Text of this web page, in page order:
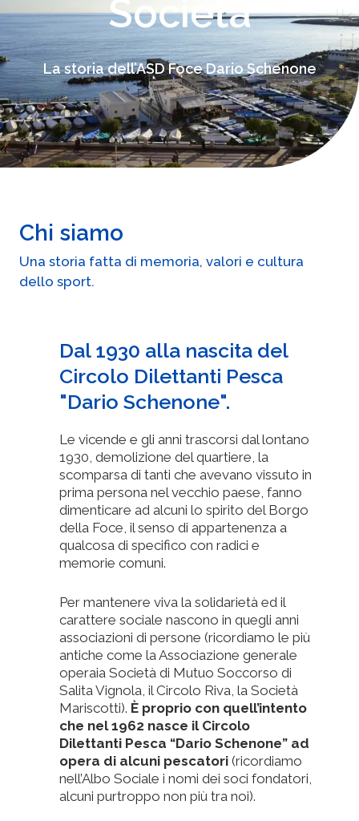
Società
La storia dell’ASD Foce Dario Schenone
Chi siamo
Una storia fatta di memoria, valori e cultura
dello sport.
Dal 1930 alla nascita del
Circolo Dilettanti Pesca
"Dario Schenone".
Le vicende e gli anni trascorsi dal lontano
1930, demolizione del quartiere, la
scomparsa di tanti che avevano vissuto in
prima persona nel vecchio paese, fanno
dimenticare ad alcuni lo spirito del Borgo
della Foce, il senso di appartenenza a
qualcosa di specifico con radici e
memorie comuni.
Per mantenere viva la solidarietà ed il
carattere sociale nascono in quegli anni
associazioni di persone (ricordiamo le più
antiche come la Associazione generale
operaia Società di Mutuo Soccorso di
Salita Vignola, il Circolo Riva, la Società
Mariscotti). È proprio con quell’intento
che nel 1962 nasce il Circolo
Dilettanti Pesca “Dario Schenone” ad
opera di alcuni pescatori (ricordiamo
nell’Albo Sociale i nomi dei soci fondatori,
alcuni purtroppo non più tra noi).